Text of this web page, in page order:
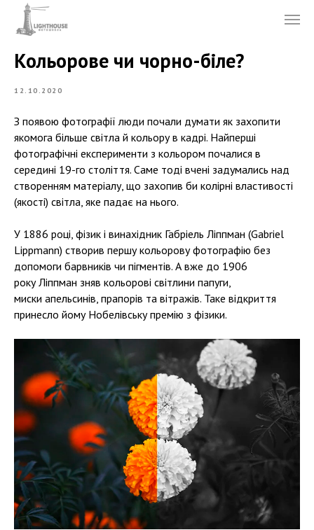
Кольорове чи чорно-біле?
12.10.2020
З появою фотографії люди почали думати як захопити
якомога більше світла й кольору в кадрі. Найперші
фотографічні експерименти з кольором почалися в
середині 19-го століття. Саме тоді вчені задумались над
створенням матеріалу, що захопив би колірні властивості
(якості) світла, яке падає на нього.
У 1886 році, фізик і винахідник Габріель Ліппман (Gabriel
Lippmann) створив першу кольорову фотографію без
допомоги барвників чи пігментів. А вже до 1906
року Ліппман зняв кольорові світлини папуги,
миски апельсинів, прапорів та вітражів. Таке відкриття
принесло йому Нобелівську премію з фізики.